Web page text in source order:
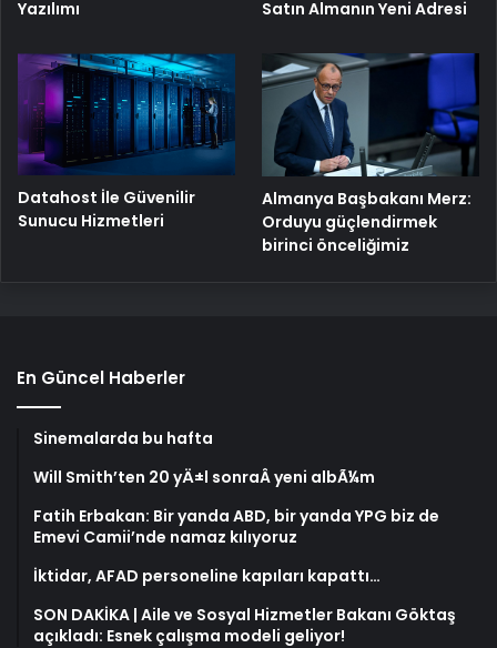
Yazılımı
Satın Almanın Yeni Adresi
Datahost İle Güvenilir
Sunucu Hizmetleri
Almanya Başbakanı Merz:
Orduyu güçlendirmek
birinci önceliğimiz
En Güncel Haberler
Sinemalarda bu hafta
Will Smith’ten 20 yÄ±l sonraÂ yeni albÃ¼m
Fatih Erbakan: Bir yanda ABD, bir yanda YPG biz de
Emevi Camii’nde namaz kılıyoruz
İktidar, AFAD personeline kapıları kapattı…
SON DAKİKA | Aile ve Sosyal Hizmetler Bakanı Göktaş
açıkladı: Esnek çalışma modeli geliyor!